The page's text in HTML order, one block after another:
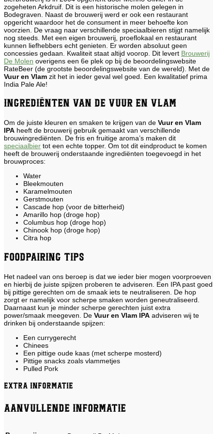
zogeheten Arkdruif. Dit is een historische molen gelegen in
Bodegraven. Naast de brouwerij werd er ook een restaurant
opgericht waardoor het de consument in meer behoefte kon
voorzien. De vraag naar verschillende speciaalbieren stijgt namelijk
nog steeds. Met een eigen brouwerij, proeflokaal en restaurant
kunnen liefhebbers echt genieten. Er worden absoluut geen
concessies gedaan. Kwaliteit staat altijd voorop. Dit levert Brouwerij
De Molen overigens een 6e plek op bij de beoordelingswebsite
RateBeer (de grootste beoordelingswebsite van de wereld). Met de
Vuur en Vlam zit het in ieder geval wel goed. Een kwalitatief prima
India Pale Ale!
Ingrediënten van de Vuur en Vlam
Om de juiste kleuren en smaken te krijgen van de Vuur en Vlam
IPA heeft de brouwerij gebruik gemaakt van verschillende
brouwingrediënten. De fris en fruitige aroma’s maken dit
speciaalbier tot een echte topper. Om tot dit eindproduct te komen
heeft de brouwerij onderstaande ingrediënten toegevoegd in het
brouwproces:
Water
Bleekmouten
Karamelmouten
Gerstmouten
Cascade hop (voor de bitterheid)
Amarillo hop (droge hop)
Columbus hop (droge hop)
Chinook hop (droge hop)
Citra hop
Foodpairing tips
Het nadeel van ons beroep is dat we ieder bier mogen voorproeven
en hierbij de juiste spijzen proberen te adviseren. Een IPA past goed
bij pittige gerechten om de smaak iets te neutraliseren. De hop
zorgt er namelijk voor scherpe smaken worden geneutraliseerd.
Daarnaast kun je minder scherpe gerechten juist extra
power/smaak meegeven. De Vuur en Vlam IPA adviseren wij te
drinken bij onderstaande spijzen:
Een currygerecht
Chinees
Een pittige oude kaas (met scherpe mosterd)
Pittige snacks zoals vlammetjes
Pulled Pork
Extra informatie
Aanvullende informatie